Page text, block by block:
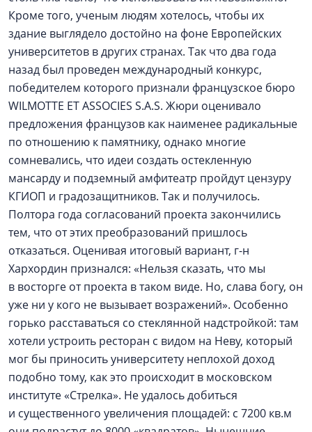
Кроме того, ученым людям хотелось, чтобы их
здание выглядело достойно на фоне Европейских
университетов в других странах. Так что два года
назад был проведен международный конкурс,
победителем которого признали французское бюро
WILMOTTE ET ASSOCIES S.A.S. Жюри оценивало
предложения французов как наименее радикальные
по отношению к памятнику, однако многие
сомневались, что идеи создать остекленную
мансарду и подземный амфитеатр пройдут цензуру
КГИОП и градозащитников. Так и получилось.
Полтора года согласований проекта закончились
тем, что от этих преобразований пришлось
отказаться. Оценивая итоговый вариант, г-н
Хархордин признался: «Нельзя сказать, что мы
в восторге от проекта в таком виде. Но, слава богу, он
уже ни у кого не вызывает возражений». Особенно
горько расставаться со стеклянной надстройкой: там
хотели устроить ресторан с видом на Неву, который
мог бы приносить университету неплохой доход
подобно тому, как это происходит в московском
институте «Стрелка». Не удалось добиться
и существенного увеличения площадей: с 7200 кв.м